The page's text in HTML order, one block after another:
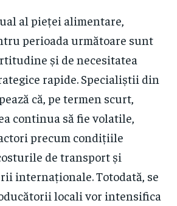
al pieței alimentare,
perioada următoare sunt
și de necesitatea
rapide. Specialiștii din
că, pe termen scurt,
continua să fie volatile,
precum condițiile
de transport și
internaționale. Totodată, se
locali vor intensifica